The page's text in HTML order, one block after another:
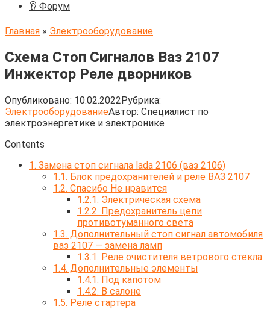
👂 Форум
Главная » Электрооборудование
Схема Стоп Сигналов Ваз 2107
Инжектор Реле дворников
Опубликовано: 10.02.2022Рубрика:
ЭлектрооборудованиеАвтор: Cпециалист по
электроэнергетике и электронике
Contents
1. Замена стоп сигнала lada 2106 (ваз 2106)
1.1. Блок предохранителей и реле ВАЗ 2107
1.2. Спасибо Не нравится
1.2.1. Электрическая схема
1.2.2. Предохранитель цепи
противотуманного света
1.3. Дополнительный стоп сигнал автомобиля
ваз 2107 — замена ламп
1.3.1. Реле очистителя ветрового стекла
1.4. Дополнительные элементы
1.4.1. Под капотом
1.4.2. В салоне
1.5. Реле стартера